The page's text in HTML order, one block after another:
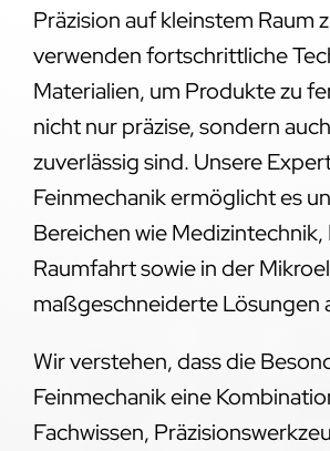
Präzision auf kleinstem Raum
verwenden fortschrittliche
Materialien, um Produkte zu
nicht nur präzise, sondern
zuverlässig sind. Unsere
Feinmechanik ermöglicht es
Bereichen wie
Raumfahrt sowie in der
maßgeschneiderte Lösungen
Wir verstehen, dass die
Feinmechanik eine
Fachwissen,